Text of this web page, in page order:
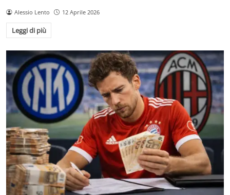
Alessio Lento 12 Aprile 2026
Leggi di più